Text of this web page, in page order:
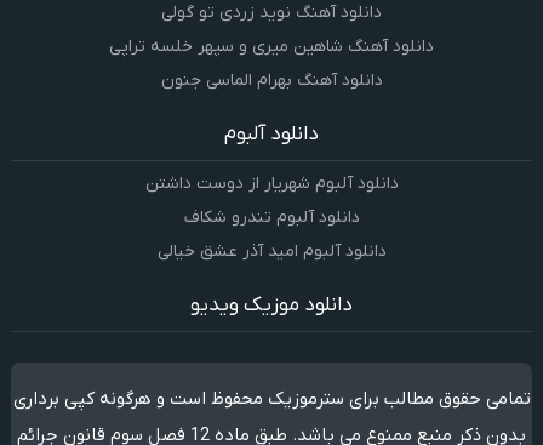
دانلود آهنگ نوید زردی تو گولی
دانلود آهنگ شاهین میری و سپهر خلسه تراپی
دانلود آهنگ بهرام الماسی جنون
دانلود آلبوم
دانلود آلبوم شهریار از دوست داشتن
دانلود آلبوم تندرو شکاف
دانلود آلبوم امید آذر عشق خیالی
دانلود موزیک ویدیو
تمامی حقوق مطالب برای سترموزیک محفوظ است و هرگونه کپی برداری
بدون ذکر منبع ممنوع می باشد. طبق ماده 12 فصل سوم قانون جرائم